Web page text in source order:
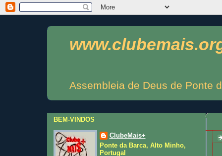
Assembleia de Deus de Ponte
BEM-VINDOS
ClubeMais+
Ponte da Barca, Alto Minho,
Portugal